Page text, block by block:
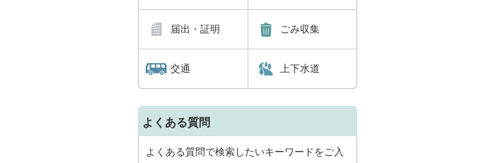
届出・証明 ごみ収集
交通 上下水道
よくある質問
よくある質問で検索したいキーワードをご入